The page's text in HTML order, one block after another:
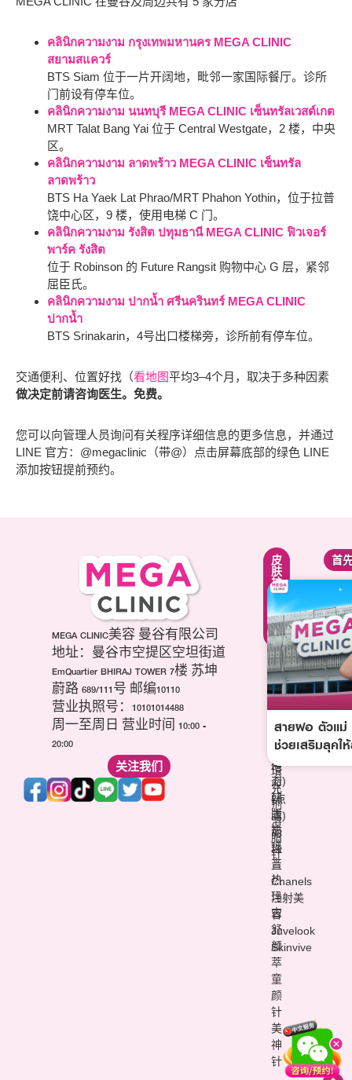
คลินิกความงาม กรุงเทพมหานคร MEGA CLINIC
สยามสแควร์
BTS Siam 位于一片开阔地，毗邻一家国际餐厅。诊所
门前设有停车位。
คลินิกความงาม นนทบุรี MEGA CLINIC เซ็นทรัลเวสต์เกต
MRT Talat Bang Yai 位于 Central Westgate，2 楼，中央
区。
คลินิกความงาม ลาดพร้าว MEGA CLINIC เซ็นทรัล
ลาดพร้าว
BTS Ha Yaek Lat Phrao/MRT Phahon Yothin，位于拉普
饶中心区，9 楼，使用电梯 C 门。
คลินิกความงาม รังสิต ปทุมธานี MEGA CLINIC ฟิวเจอร์
พาร์ค รังสิต
位于 Robinson 的 Future Rangsit 购物中心 G 层，紧邻
屈臣氏。
คลินิกความงาม ปากน้ำ ศรีนครินทร์ MEGA CLINIC
ปากน้ำ
BTS Srinakarin，4号出口楼梯旁，诊所前有停车位。
交通便利、位置好找（看地图平均3–4个月，取决于多种因素
做决定前请咨询医生。免费。
您可以向管理人员询问有关程序详细信息的更多信息，并通过
LINE 官方：@megaclinic（带@）点击屏幕底部的绿色 LINE
添加按钮提前预约。
MEGA CLINIC美容 曼谷有限公司
地址：曼谷市空提区空坦街道
EmQuartier BHIRAJ TOWER 7楼 苏坤
蔚路 689/111号 邮编10110
营业执照号：10101014488
周一至周日 营业时间 10:00 -
20:00
关注我们
面
部
轮
廓
调
整
项
目
肉
毒
杆
(玻
尿
填
充
剂
溶
脂
针
紧
致
提
升
疗
程
第
三
代
海
芙
波
(超
声
刀)
韩
版
热
玛
吉
热
玛
吉
舒
颜
萃
童
颜
针
美
神
针
皮
肤
护
理
疗
程
美
白
针
祛
痘
针
维
他
命
(点
滴)
丽
珠
兰
Chanels
注射美
容
Juvelook
Skinvive
首
สายฝอ ตัวแม่
ช่วยเสริมลุคใ